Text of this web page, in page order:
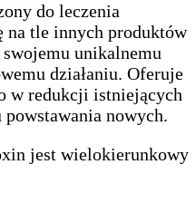
do leczenia
tle innych produktów
unikalnemu
działaniu. Oferuje
w redukcji istniejących
nowych.
jest wielokierunkowy